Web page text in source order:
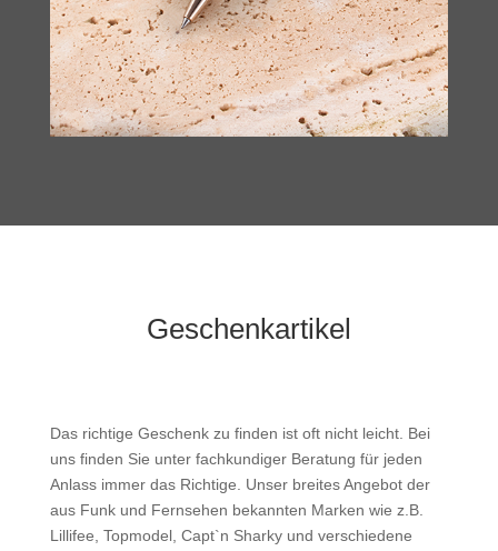
Geschenkartikel
Das richtige Geschenk zu finden ist oft nicht leicht. Bei
uns finden Sie unter fachkundiger Beratung für jeden
Anlass immer das Richtige. Unser breites Angebot der
aus Funk und Fernsehen bekannten Marken wie z.B.
Lillifee, Topmodel, Capt`n Sharky und verschiedene